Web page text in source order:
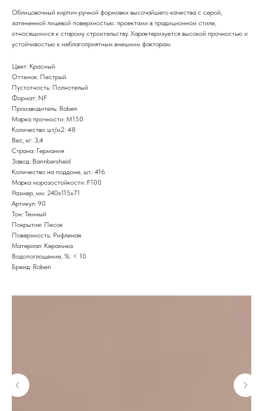
Облицовочный кирпич ручной формовки высочайшего качества с серой,
затененной лицевой поверхностью. проектами в традиционном стиле,
относящимися к старому строительству. Характеризуется высокой прочностью и
устойчивостью к неблагоприятным внешним факторам.
Цвет: Красный
Оттенок: Пестрый
Пустотность: Полнотелый
Формат: NF
Производитель: Roben
Марка прочности: M150
Количество шт/м2: 48
Вес, кг: 3,4
Страна: Германия
Завод: Bannbersheid
Количество на поддоне, шт.: 416
Марка морозостойкости: F100
Размер, мм: 240x115x71
Артикул: 90
Тон: Темный
Покрытие: Песок
Поверхность: Рифленая
Материал: Керамика
Водопоглощение, %: < 10
Бренд: Roben